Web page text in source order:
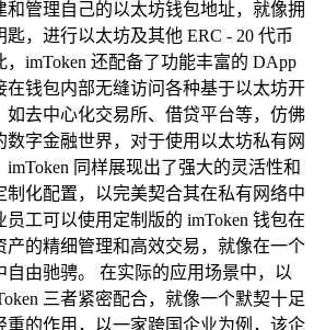
和管理自己的以太坊钱包地址，就像拥
，进行以太坊及其他 ERC - 20 代币
imToken 还配备了功能丰富的 DApp
在钱包内部无缝访问各种基于以太坊开
如去中心化交易所、借贷平台等，仿佛
数字金融世界，对于使用以太坊私有网
同样展现出了强大的灵活性和
制化配置，以完美契合其在私有网络中
工可以使用定制版的 imToken 钱包在
产的精细管理和高效交易，就像在一个
自由驰骋。 在实际的应用场景中，以
三者紧密配合，就像一个默契十足
重的作用，以一家跨国企业为例，该企